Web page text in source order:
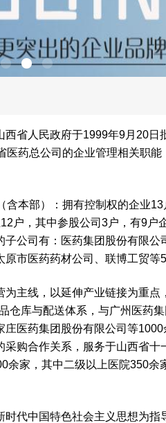
省人民政府于1999年9月20日
医药总公司的企业管理相关职能
含本部）：拥有控制权的企业
户，其中参股公司3户，有9户
公司有：医药集团股份有限公
市医药药材公司、联博工贸等5
主线，以延伸产业链接为重
仓库与配送体系，与广州医药
医药集团股份有限公司等
采购合作关系，服务于山西省
余家，其中二级以上医院350
代中国特色社会主义思想为